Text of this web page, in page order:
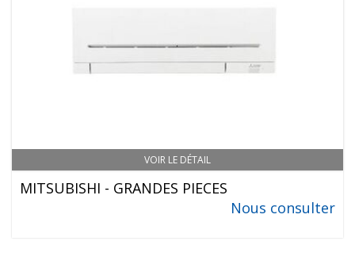
VOIR LE DÉTAIL
MITSUBISHI - GRANDES PIECES
Nous consulter